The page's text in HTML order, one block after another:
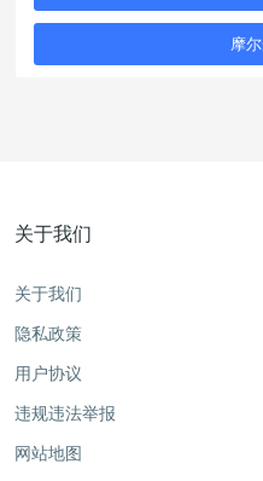
摩
关于我们
关于我们
隐私政策
用户协议
违规违法举报
网站地图